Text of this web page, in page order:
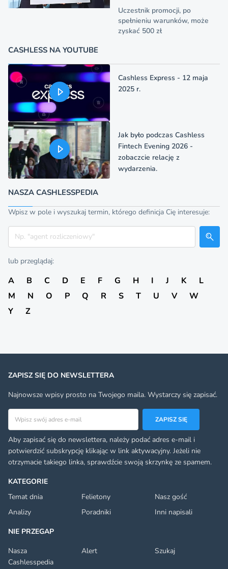
Uczestnik promocji, po
spełnieniu warunków, może
zyskać 500 zł
CASHLESS NA YOUTUBE
Cashless Express - 12 maja
2025 r.
Jak było podczas Cashless
Fintech Evening 2026 -
zobaczcie relację z
wydarzenia.
NASZA CASHLESSPEDIA
Wpisz w pole i wyszukaj termin, którego definicja Cię interesuje:
Szukaj
lub przeglądaj:
A B C D E F G H I J K
L
M
N O P Q R S T U V
W
Y
Z
KATEGORIE
Temat dnia
Felietony
Nasz gość
Analizy
Poradniki
Inni napisali
NIE PRZEGAP
Nasza
Cashlesspedia
Alert Szukaj
ZAPISZ SIĘ DO NEWSLETTERA
Najnowsze wpisy prosto na Twojego maila. Wystarczy się zapisać.
ZAPISZ SIĘ
Aby zapisać się do newslettera, należy podać adres e-mail i
potwierdzić subskrypcję klikając w link aktywacyjny. Jeżeli nie
otrzymacie takiego linka, sprawdźcie swoją skrzynkę ze spamem.